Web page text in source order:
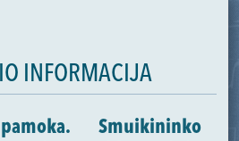
INFORMACIJA
Smuikininko